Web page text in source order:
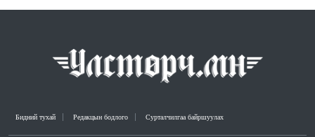
Бидний тухай Редакцын бодлого Сурталчилгаа байршуулах